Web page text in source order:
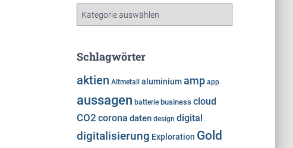
g
i
e
Schlagwörter
aktien Altmetall aluminium amp app
aussagen batterie business cloud
CO2 corona daten design digital
digitalisierung Exploration Gold